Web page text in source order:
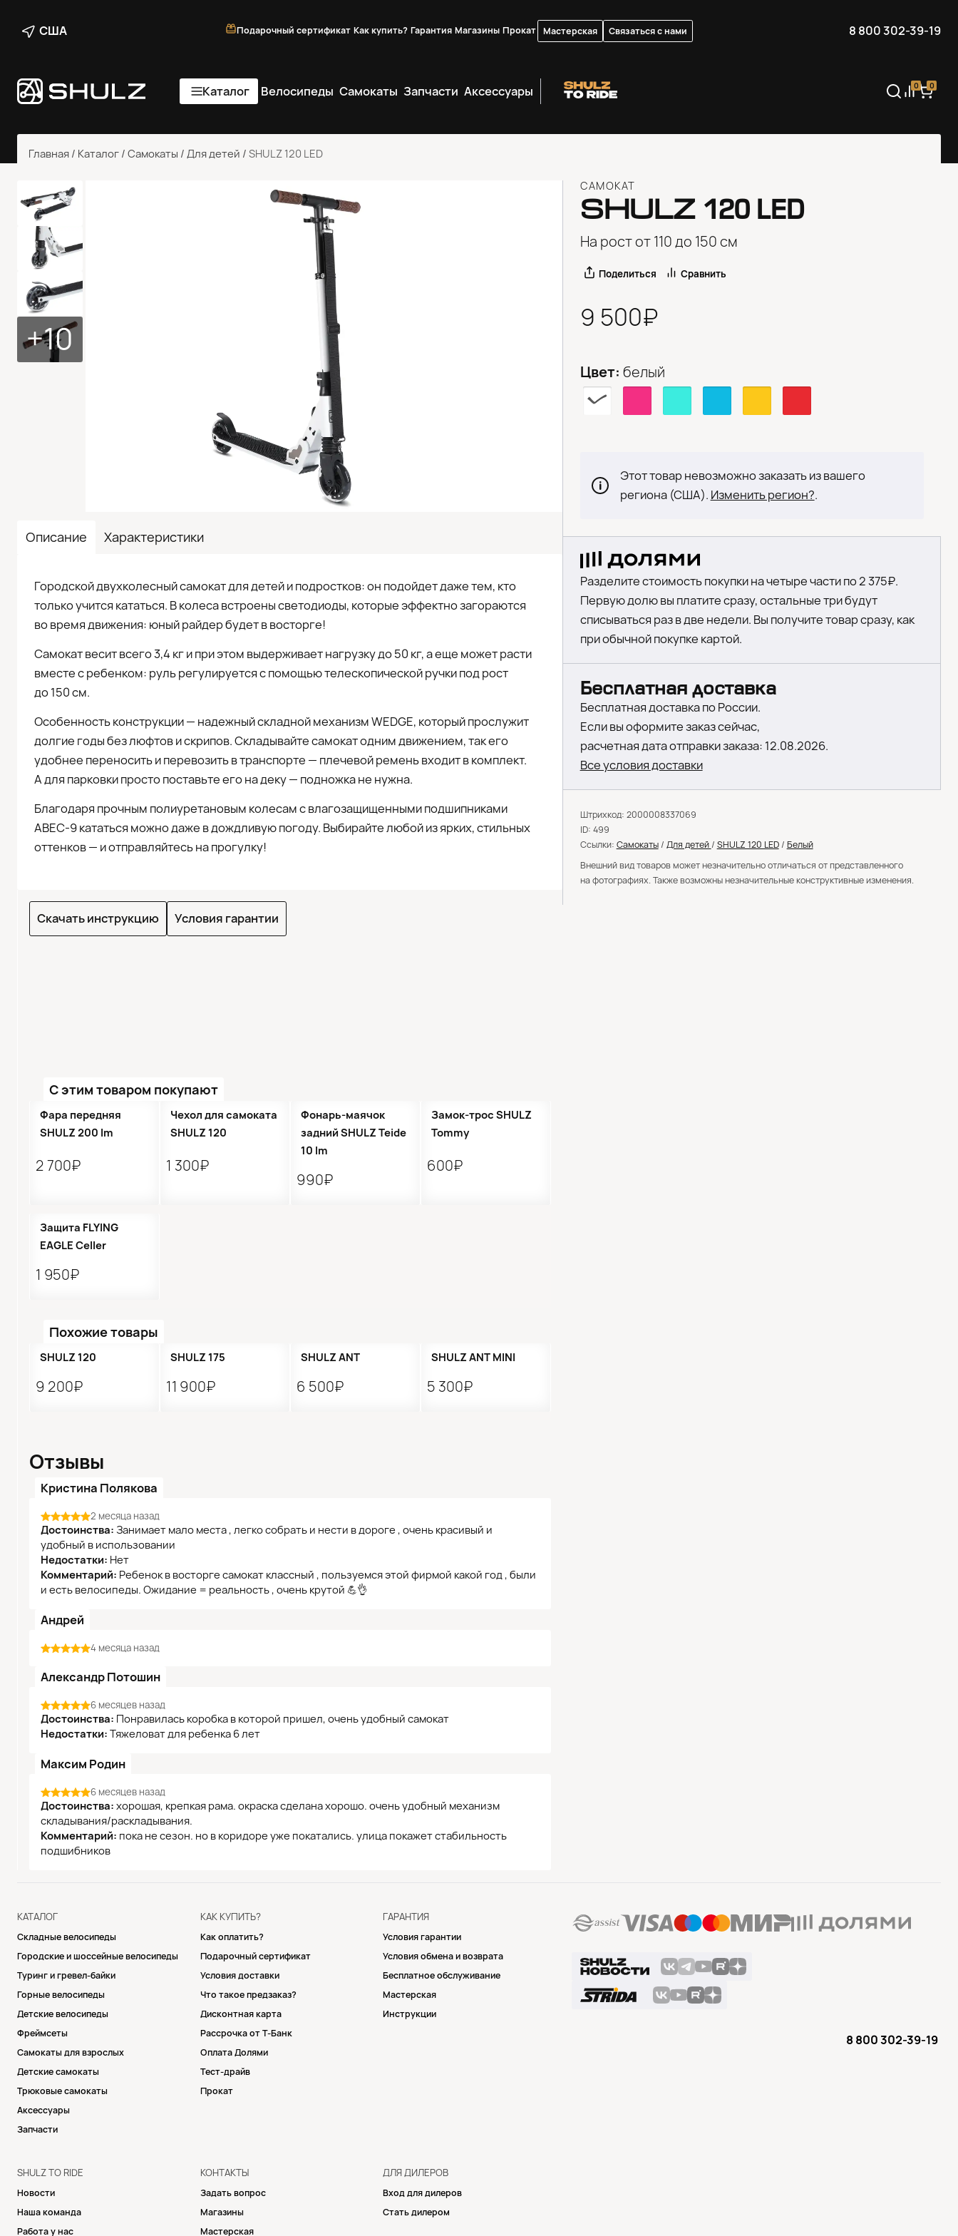
США Подарочный сертификат Как купить? Гарантия Магазины Прокат Мастерская Связаться с нами 8 800 302-39-19
Каталог Велосипеды Самокаты Запчасти Аксессуары 0 0
Главная / Каталог / Самокаты / Для детей / SHULZ 120 LED
+10
Описание Характеристики
Городской двухколесный самокат для детей и подростков: он подойдет даже тем, кто
только учится кататься. В колеса встроены светодиоды, которые эффектно загораются
во время движения: юный райдер будет в восторге!
Самокат весит всего 3,4 кг и при этом выдерживает нагрузку до 50 кг, а еще может расти
вместе с ребенком: руль регулируется с помощью телескопической ручки под рост
до 150 см.
Особенность конструкции — надежный складной механизм WEDGE, который прослужит
долгие годы без люфтов и скрипов. Складывайте самокат одним движением, так его
удобнее переносить и перевозить в транспорте — плечевой ремень входит в комплект.
А для парковки просто поставьте его на деку — подножка не нужна.
Благодаря прочным полиуретановым колесам с влагозащищенными подшипниками
ABEC-9 кататься можно даже в дождливую погоду. Выбирайте любой из ярких, стильных
оттенков — и отправляйтесь на прогулку!
Скачать инструкцию Условия гарантии
С этим товаром покупают
Фара передняя
SHULZ 200 lm
2 700₽
Чехол для самоката
SHULZ 120
1 300₽
Фонарь-маячок
задний SHULZ Teide
10 lm
990₽
Замок-трос SHULZ
Tommy
600₽
Защита FLYING
EAGLE Celler
1 950₽
Похожие товары
SHULZ 120
9 200₽
SHULZ 175
11 900₽
SHULZ ANT
6 500₽
SHULZ ANT MINI
5 300₽
Отзывы
Кристина Полякова
2 месяца назад
Достоинства: Занимает мало места , легко собрать и нести в дороге , очень красивый и
удобный в использовании
Недостатки: Нет
Комментарий: Ребенок в восторге самокат классный , пользуемся этой фирмой какой год , были
и есть велосипеды. Ожидание = реальность , очень крутой 💪👌
Андрей
4 месяца назад
Александр Потошин
6 месяцев назад
Достоинства: Понравилась коробка в которой пришел, очень удобный самокат
Недостатки: Тяжеловат для ребенка 6 лет
Максим Родин
6 месяцев назад
Достоинства: хорошая, крепкая рама. окраска сделана хорошо. очень удобный механизм
складывания/раскладывания.
Комментарий: пока не сезон. но в коридоре уже покатались. улица покажет стабильность
подшибников
САМОКАТ
SHULZ120 LED
На рост от 110 до 150 см
Поделиться Сравнить
9 500₽
Цвет: белый
Этот товар невозможно заказать из вашего
региона (США). Изменить регион?.
Разделите стоимость покупки на четыре части по 2 375₽.
Первую долю вы платите сразу, остальные три будут
списываться раз в две недели. Вы получите товар сразу, как
при обычной покупке картой.
Бесплатная доставка
Бесплатная доставка по России.
Если вы оформите заказ сейчас,
расчетная дата отправки заказа: 12.08.2026.
Все условия доставки
Штрихкод: 2000008337069
ID: 499
Ссылки: Самокаты/ Для детей / SHULZ 120 LED/ Белый
Внешний вид товаров может незначительно отличаться от представленного
на фотографиях. Также возможны незначительные конструктивные изменения.
КАТАЛОГ
Складные велосипеды
Городские и шоссейные велосипеды
Туринг и гревел-байки
Горные велосипеды
Детские велосипеды
Фреймсеты
Самокаты для взрослых
Детские самокаты
Трюковые самокаты
Аксессуары
Запчасти
КАК КУПИТЬ?
Как оплатить?
Подарочный сертификат
Условия доставки
Что такое предзаказ?
Дисконтная карта
Рассрочка от Т-Банк
Оплата Долями
Тест-драйв
Прокат
ГАРАНТИЯ
Условия гарантии
Условия обмена и возврата
Бесплатное обслуживание
Мастерская
Инструкции
SHULZ TO RIDE
Новости
Наша команда
Работа у нас
КОНТАКТЫ
Задать вопрос
Магазины
Мастерская
ДЛЯ ДИЛЕРОВ
Вход для дилеров
Стать дилером
8 800 302-39-19